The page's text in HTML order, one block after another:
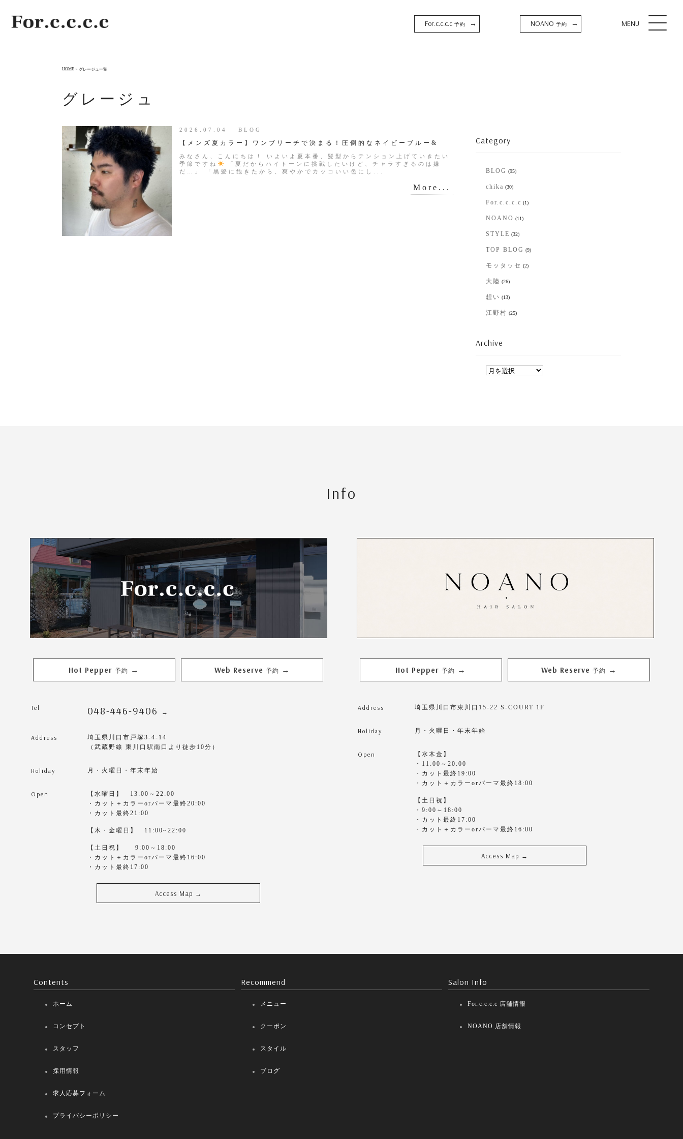
NOANO 予約 →
For.c.c.c.c 予約 → MENU
HOME グレージュ一覧
グレージュ
2026.07.04 BLOG
【メンズ夏カラー】ワンブリーチで決まる！圧倒的なネイビーブルー&
みなさん、こんにちは！ いよいよ夏本番、髪型からテンション上げていきたい
季節ですね
「夏だからハイトーンに挑戦したいけど、チャラすぎるのは嫌
だ…」 「黒髪に飽きたから、爽やかでカッコいい色にし...
More...
Category
BLOG (95)
chika (30)
For.c.c.c.c (1)
NOANO (11)
STYLE (32)
TOP BLOG (9)
モッタッセ (2)
大陸 (26)
想い (13)
江野村 (25)
Archive
Info
Hot Pepper 予約 → Web Reserve 予約 →
Tel 048-446-9406 →
Address
埼玉県川口市戸塚3-4-14
（武蔵野線 東川口駅南口より徒歩10分）
Holiday 月・火曜日・年末年始
Open
【水曜日】 13:00～22:00
・カット＋カラーorパーマ最終20:00
・カット最終21:00
【木・金曜日】 11:00~22:00
【土日祝】 9:00～18:00
・カット＋カラーorパーマ最終16:00
・カット最終17:00
Access Map →
Hot Pepper 予約 → Web Reserve 予約 →
Address 埼玉県川口市東川口15-22 S-COURT 1F
Holiday 月・火曜日・年末年始
Open
【水木金】
・11:00～20:00
・カット最終19:00
・カット＋カラーorパーマ最終18:00
【土日祝】
・9:00～18:00
・カット最終17:00
・カット＋カラーorパーマ最終16:00
Access Map →
Contents
ホーム
コンセプト
スタッフ
採用情報
求人応募フォーム
プライバシーポリシー
Recommend
メニュー
クーポン
スタイル
ブログ
Salon Info
For.c.c.c.c 店舗情報
NOANO 店舗情報